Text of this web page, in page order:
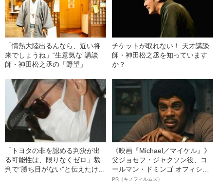
「情熱大陸出るんなら、近い将
来でしょうね」“生意気な”講談
師・神田松之丞の「野望」
チケットが取れない！ 天才講談
師・神田松之丞を知っています
か？
「トヨタの非を認める判決が出
る可能性は、限りなくゼロ」裁
判で“勝ち目がない”と伝えたけれ
《映画『Michael／マイケル』》
父ジョセフ・ジャクソン役、コ
ールマン・ドミンゴ オフィシャ
ルインタビュー“観客を魅了した
PR（キノフィルムズ）